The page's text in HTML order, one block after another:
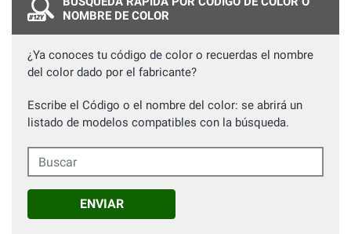
NOMBRE DE COLOR
¿Ya conoces tu código de color o recuerdas el nombre
del color dado por el fabricante?
Escribe el Código o el nombre del color: se abrirá un
listado de modelos compatibles con la búsqueda.
Buscar
ENVIAR